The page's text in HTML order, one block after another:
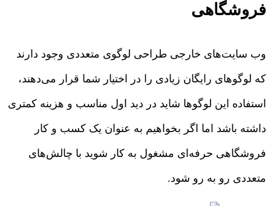
فروشگاهی
وب سایت‌های خارجی طراحی لوگوی متعددی وجود دارند
که لوگوهای رایگان زیادی را در اختیار شما قرار می‌دهند،
استفاده این لوگوها شاید در دید اول مناسب و هزینه کمتری
داشته باشد اما اگر بخواهیم به عنوان یک کسب و کار
فروشگاهی حرفه‌ای مشغول به کار شوید با چالش‌های
متعددی رو به رو شود.